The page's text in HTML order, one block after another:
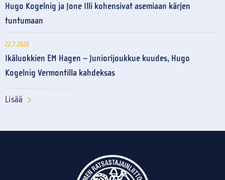
Hugo Kogelnig ja Jone Illi kohensivat asemiaan kärjen
tuntumaan
22.7.2026
Ikäluokkien EM Hagen – Juniorijoukkue kuudes, Hugo
Kogelnig Vermontilla kahdeksas
Lisää